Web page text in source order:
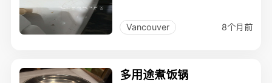
Vancouver 8个月前
多用途煮饭锅